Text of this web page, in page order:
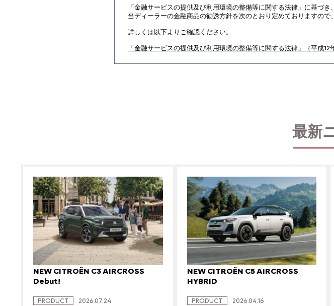
「金融サービスの提供及び利用環境の整備等に関する法律」に基づき、
当ディーラーの金融商品の勧誘方針を次のとおり定めておりますので
詳しくは以下よりご確認ください。
「金融サービスの提供及び利用環境の整備等に関する法律」（平成
最新
NEW CITROËN C3 AIRCROSS
Debut!
PRODUCT 2026.07.24
NEW CITROËN C5 AIRCROSS
HYBRID
PRODUCT 2026.04.16